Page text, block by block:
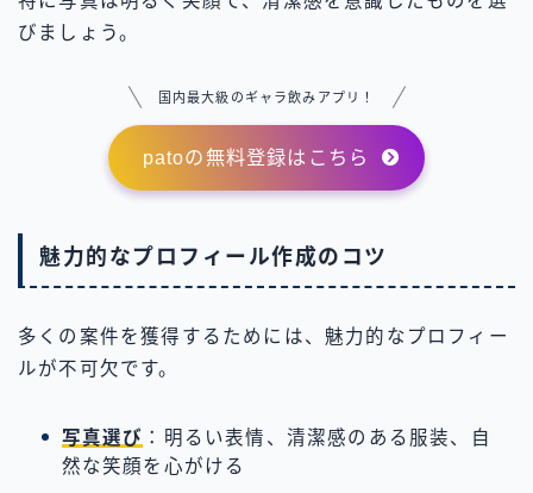
びましょう。
国内最大級のギャラ飲みアプリ！
patoの無料登録はこちら
魅力的なプロフィール作成のコツ
多くの案件を獲得するためには、魅力的なプロフィー
ルが不可欠です。
写真選び ：明るい表情、清潔感のある服装、自
然な笑顔を心がける